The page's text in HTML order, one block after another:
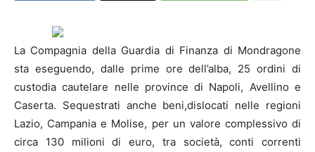
La Compagnia della Guardia di Finanza di Mondragone
sta eseguendo, dalle prime ore dell’alba, 25 ordini di
custodia cautelare nelle province di Napoli, Avellino e
Caserta. Sequestrati anche beni,dislocati nelle regioni
Lazio, Campania e Molise, per un valore complessivo di
circa 130 milioni di euro, tra società, conti correnti